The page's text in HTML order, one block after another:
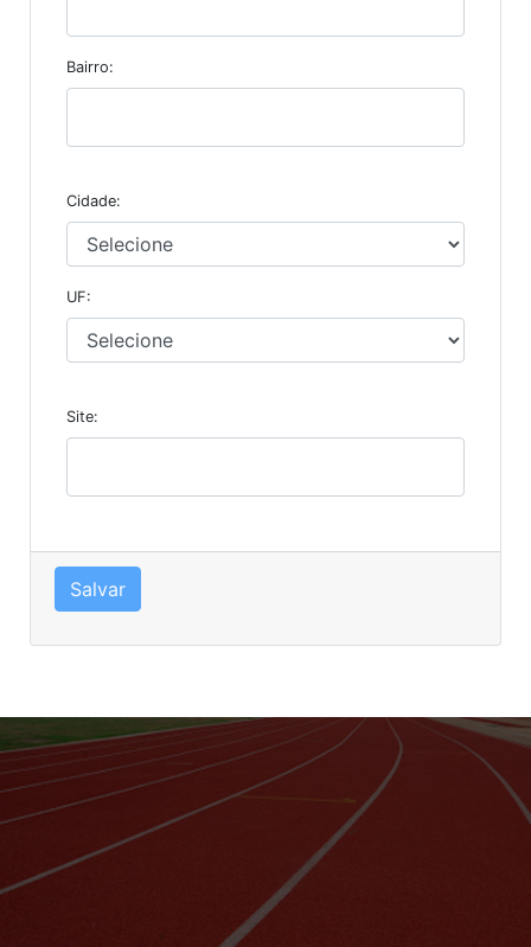
Bairro:
Cidade:
UF:
Site:
Salvar